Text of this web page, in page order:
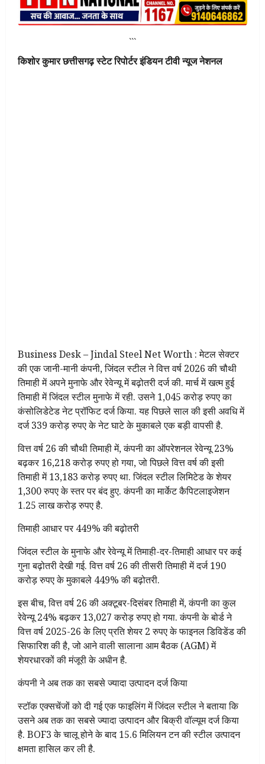
```
किशोर कुमार छत्तीसगढ़ स्टेट रिपोर्टर इंडियन टीवी न्यूज नेशनल
Business Desk – Jindal Steel Net Worth : मेटल सेक्टर
की एक जानी-मानी कंपनी, जिंदल स्टील ने वित्त वर्ष 2026 की चौथी
तिमाही में अपने मुनाफे और रेवेन्यू में बढ़ोतरी दर्ज की. मार्च में खत्म हुई
तिमाही में जिंदल स्टील मुनाफे में रही. उसने 1,045 करोड़ रुपए का
कंसोलिडेटेड नेट प्रॉफिट दर्ज किया. यह पिछले साल की इसी अवधि में
दर्ज 339 करोड़ रुपए के नेट घाटे के मुकाबले एक बड़ी वापसी है.
वित्त वर्ष 26 की चौथी तिमाही में, कंपनी का ऑपरेशनल रेवेन्यू 23%
बढ़कर 16,218 करोड़ रुपए हो गया, जो पिछले वित्त वर्ष की इसी
तिमाही में 13,183 करोड़ रुपए था. जिंदल स्टील लिमिटेड के शेयर
1,300 रुपए के स्तर पर बंद हुए. कंपनी का मार्केट कैपिटलाइजेशन
1.25 लाख करोड़ रुपए है.
तिमाही आधार पर 449% की बढ़ोतरी
जिंदल स्टील के मुनाफे और रेवेन्यू में तिमाही-दर-तिमाही आधार पर कई
गुना बढ़ोतरी देखी गई. वित्त वर्ष 26 की तीसरी तिमाही में दर्ज 190
करोड़ रुपए के मुकाबले 449% की बढ़ोतरी.
इस बीच, वित्त वर्ष 26 की अक्टूबर-दिसंबर तिमाही में, कंपनी का कुल
रेवेन्यू 24% बढ़कर 13,027 करोड़ रुपए हो गया. कंपनी के बोर्ड ने
वित्त वर्ष 2025-26 के लिए प्रति शेयर 2 रुपए के फाइनल डिविडेंड की
सिफारिश की है, जो आने वाली सालाना आम बैठक (AGM) में
शेयरधारकों की मंजूरी के अधीन है.
कंपनी ने अब तक का सबसे ज्यादा उत्पादन दर्ज किया
स्टॉक एक्सचेंजों को दी गई एक फाइलिंग में जिंदल स्टील ने बताया कि
उसने अब तक का सबसे ज्यादा उत्पादन और बिक्री वॉल्यूम दर्ज किया
है. BOF3 के चालू होने के बाद 15.6 मिलियन टन की स्टील उत्पादन
क्षमता हासिल कर ली है.